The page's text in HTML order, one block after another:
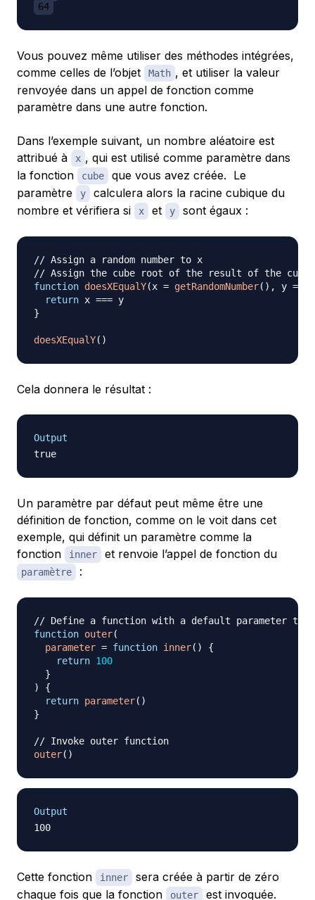
64
Vous pouvez même utiliser des méthodes intégrées,
comme celles de l’objet
Math , et utiliser la valeur
renvoyée dans un appel de fonction comme
paramètre dans une autre fonction.
Dans l’exemple suivant, un nombre aléatoire est
attribué à
x , qui est utilisé comme paramètre dans
la fonction
cube
que vous avez créée. Le
paramètre
y
calculera alors la racine cubique du
nombre et vérifiera si
x et y sont égaux :
// Assign a random number to x
// Assign the cube root of the result of the cube
function doesXEqualY(x = getRandomNumber( ) , y =
return x ===
}
doesXEqualY( )
Cela donnera le résultat :
Output
Un paramètre par défaut peut même être une
définition de fonction, comme on le voit dans cet
exemple, qui définit un paramètre comme la
fonction
inner et renvoie l’appel de fonction du
paramètre :
// Define a function with a default parameter that
function outer(
parameter = function inner( )
{
return 100
}
)
{
return parameter( )
}
// Invoke outer function
outer( )
Output
Cette fonction inner
sera créée à partir de zéro
chaque fois que la fonction
outer est invoquée.